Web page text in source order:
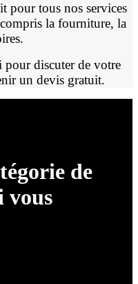
pour tous nos services
la fourniture, la
pour discuter de votre
un devis gratuit.
de
vous